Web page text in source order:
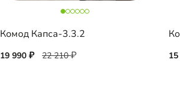
Комод Капса-3.3.2
19 990 22 210